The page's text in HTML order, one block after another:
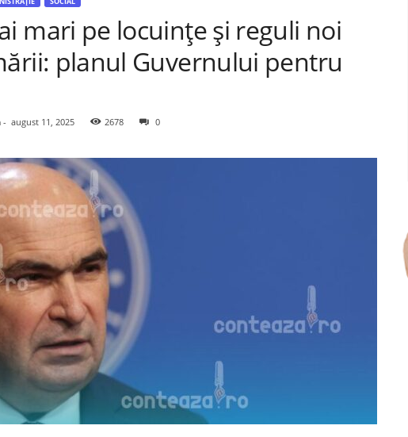
mari pe locuințe și reguli noi
planul Guvernului pentru
- august 11, 2025 2678 0